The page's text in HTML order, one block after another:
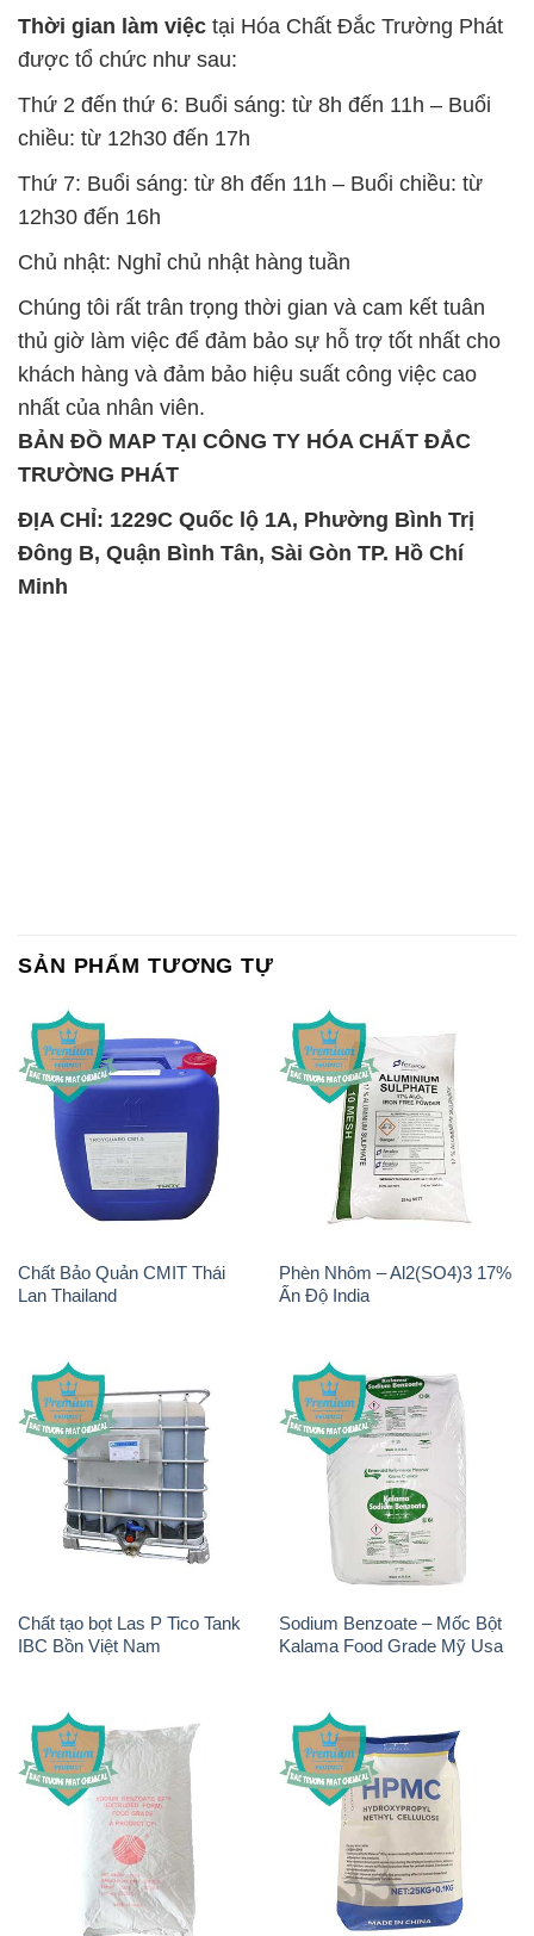
Thời gian làm việc tại Hóa Chất Đắc Trường Phát
được tổ chức như sau:
Thứ 2 đến thứ 6: Buổi sáng: từ 8h đến 11h – Buổi
chiều: từ 12h30 đến 17h
Thứ 7: Buổi sáng: từ 8h đến 11h – Buổi chiều: từ
12h30 đến 16h
Chủ nhật: Nghỉ chủ nhật hàng tuần
Chúng tôi rất trân trọng thời gian và cam kết tuân
thủ giờ làm việc để đảm bảo sự hỗ trợ tốt nhất cho
khách hàng và đảm bảo hiệu suất công việc cao
nhất của nhân viên.
BẢN ĐỒ MAP TẠI CÔNG TY HÓA CHẤT ĐẮC
TRƯỜNG PHÁT
ĐỊA CHỈ: 1229C Quốc lộ 1A, Phường Bình Trị
Đông B, Quận Bình Tân, Sài Gòn TP. Hồ Chí
Minh
SẢN PHẨM TƯƠNG TỰ
Chất Bảo Quản CMIT Thái
Lan Thailand
Phèn Nhôm – Al2(SO4)3 17%
Ấn Độ India
Chất tạo bọt Las P Tico Tank
IBC Bồn Việt Nam
Sodium Benzoate – Mốc Bột
Kalama Food Grade Mỹ Usa